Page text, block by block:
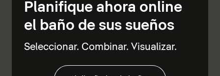
Planifique ahora online
el baño de sus sueños
Seleccionar. Combinar. Visualizar.